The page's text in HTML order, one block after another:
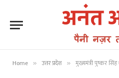
Home » उत्तर प्रदेश » मुख्यमंत्री पुष्कर सिंह